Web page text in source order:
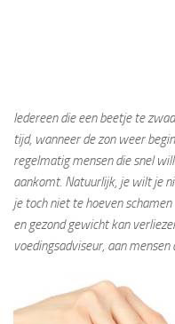
Iedereen die een beetje te
tijd, wanneer de zon weer
regelmatig mensen die snel
aankomt. Natuurlijk, je wilt je
je toch niet te hoeven
en gezond gewicht kan
voedingsadviseur, aan